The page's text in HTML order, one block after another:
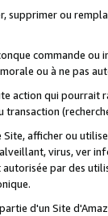
supprimer ou
commande
ou à ne pas
action qui
afficher ou
virus, ver
par des
d'un Site